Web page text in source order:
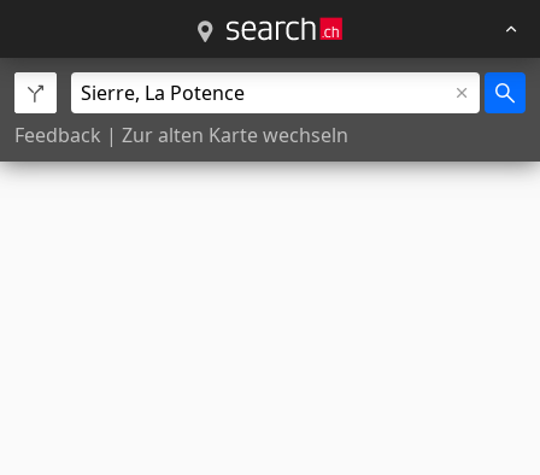
Feedback | Zur alten Karte wechseln